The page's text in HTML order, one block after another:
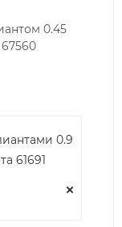
0.45
0.9
61691